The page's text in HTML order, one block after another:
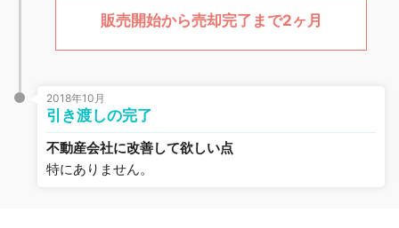
販売開始から売却完了まで2ヶ月
2018年10月
引き渡しの完了
不動産会社に改善して欲しい点
特にありません。